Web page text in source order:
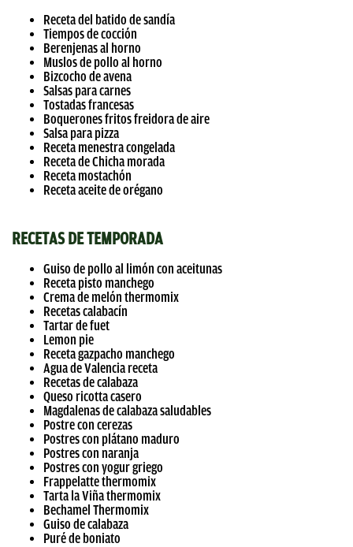
Receta del batido de sandía
Tiempos de cocción
Berenjenas al horno
Muslos de pollo al horno
Bizcocho de avena
Salsas para carnes
Tostadas francesas
Boquerones fritos freidora de aire
Salsa para pizza
Receta menestra congelada
Receta de Chicha morada
Receta mostachón
Receta aceite de orégano
RECETAS DE TEMPORADA
Guiso de pollo al limón con aceitunas
Receta pisto manchego
Crema de melón thermomix
Recetas calabacín
Tartar de fuet
Lemon pie
Receta gazpacho manchego
Agua de Valencia receta
Recetas de calabaza
Queso ricotta casero
Magdalenas de calabaza saludables
Postre con cerezas
Postres con plátano maduro
Postres con naranja
Postres con yogur griego
Frappelatte thermomix
Tarta la Viña thermomix
Bechamel Thermomix
Guiso de calabaza
Puré de boniato